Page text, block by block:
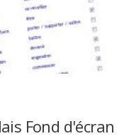
Fond d'écran